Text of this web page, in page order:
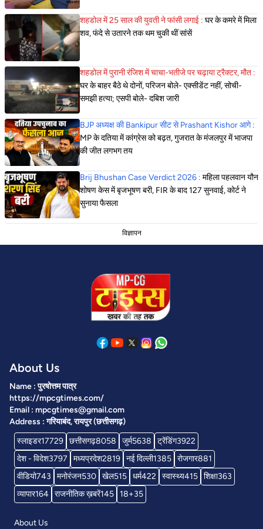
शहडोल में 25 साल की युवती ने फांसी लगाई : घर के कमरे में मिला
शव, फंदे से उतारने तक थम चुकी थीं सांसें
शहडोल में पुरानी रंजिश में चाचा-भतीजे पर चढ़ाया ट्रैक्टर, मौत :
घर के बाहर बैठे थे दोनों, परिजन बोले- एक्सीडेंट नहीं, सोची-
समझी हत्या; एसपी बोले- दबिश जारी
BJP अध्यक्ष की Bankipur सीट से Prashant Kishor आगे :
MP के दतिया में कांग्रेस को बढ़त, गुजरात के मंजलपुर में भाजपा
की जीत लगभग तय
Brij Bhushan Case Verdict 2026 : महिला पहलवान यौन
शोषण केस में बृजभूषण बरी, FIR के बाद 127 सुनवाई, कोर्ट ने
सुनाया फैसला
विज्ञापन
About Us
Name : पुरषोत्तम पात्र
https://mpcgtimes.com/
Email : mpcgtimes@gmail.com
Address : गरियाबंद, रायपुर (छत्तीसगढ़)
स्लाइडर17729 छत्तीसगढ़8058 जुर्म5638 ट्रेंडिंग3922
देश - विदेश3797 मध्यप्रदेश2819 नई दिल्ली1385 रोजगार881
वीडियो743 मनोरंजन530 खेल515 धर्म422 स्वास्थ्य415 शिक्षा363
व्यापार164 राजनीतिक ख़बरें145 18+35
About Us